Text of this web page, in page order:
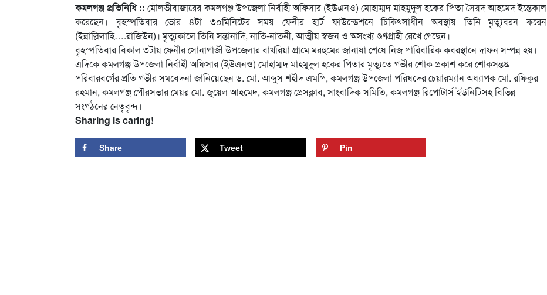
কমলগঞ্জ প্রতিনিধি ::মৌলভীবাজারের কমলগঞ্জ উপজেলা নির্বাহী অফিসার (ইউএনও) মোহাম্মদ মাহমুদুল হকের পিতা সৈয়দ আহমেদ ইন্তেকাল
করেছেন। বৃহস্পতিবার ভোর ৪টা ৩০মিনিটের সময় ফেনীর হার্ট ফাউন্ডেশনে চিকিৎসাধীন অবস্থায় তিনি মৃত্যুবরন করেন
(ইন্নাল্লিলাহি….রাজিউন)। মৃত্যুকালে তিনি সন্তানাদি, নাতি-নাতনী, আত্মীয় স্বজন ও অসংখ্য গুণগ্রাহী রেখে গেছেন।
বৃহস্পতিবার বিকাল ৩টায় ফেনীর সোনাগাজী উপজেলার বাখরিয়া গ্রামে মরহুমের জানাযা শেষে নিজ পারিবারিক কবরস্থানে দাফন সম্পন্ন হয়।
এদিকে কমলগঞ্জ উপজেলা নির্বাহী অফিসার (ইউএনও) মোহাম্মদ মাহমুদুল হকের পিতার মৃত্যুতে গভীর শোক প্রকাশ করে শোকসন্তপ্ত
পরিবারবর্গের প্রতি গভীর সমবেদনা জানিয়েছেন ড. মো. আব্দুস শহীদ এমপি, কমলগঞ্জ উপজেলা পরিষদের চেয়ারম্যান অধ্যাপক মো. রফিকুর
রহমান, কমলগঞ্জ পৌরসভার মেয়র মো. জুয়েল আহমেদ, কমলগঞ্জ প্রেসক্লাব, সাংবাদিক সমিতি, কমলগঞ্জ রিপোটার্স ইউনিটিসহ বিভিন্ন
সংগঠনের নেতৃবৃন্দ।
Sharing is caring!
Share Tweet Pin